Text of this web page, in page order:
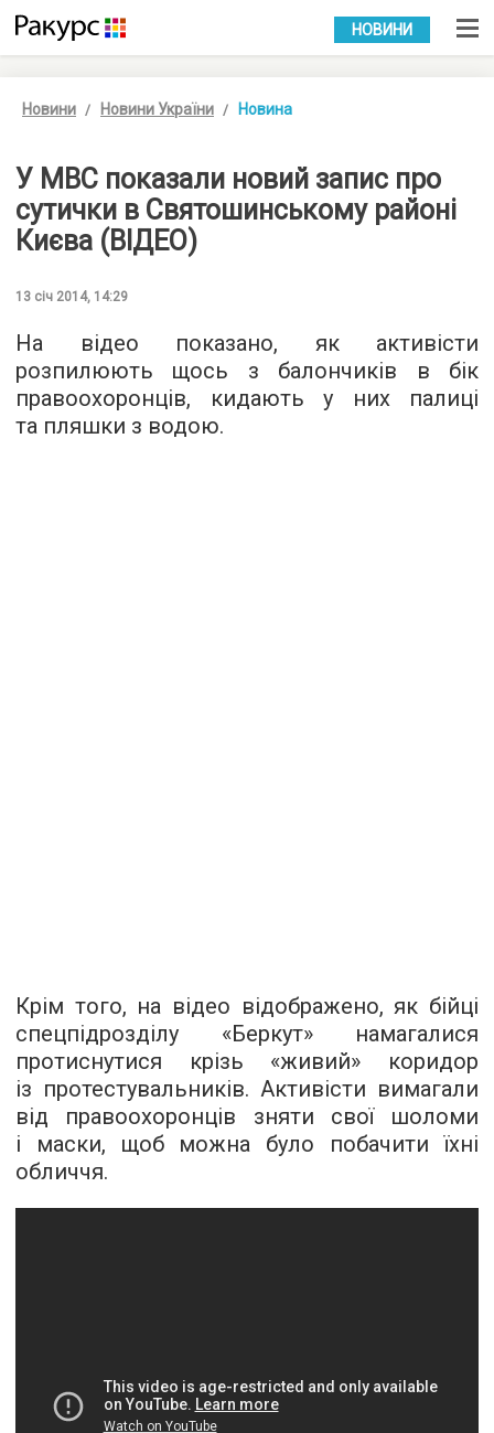
УКР РУС
НОВИНИ
Новини Новини України Новина
У МВС показали новий запис про
сутички в Святошинському районі
Києва (ВІДЕО)
13 січ 2014, 14:29
На відео показано, як активісти
розпилюють щось з балончиків в бік
правоохоронців, кидають у них палиці
та пляшки з водою.
Крім того, на відео відображено, як бійці
спецпідрозділу «Беркут» намагалися
протиснутися крізь «живий» коридор
із протестувальників. Активісти вимагали
від правоохоронців зняти свої шоломи
і маски, щоб можна було побачити їхні
обличчя.